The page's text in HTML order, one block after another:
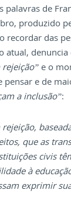
palavras de
produzido
recordar das
atual, denuncia
e o
pensar e de
a inclusão”:
que as
civis
à
exprimir